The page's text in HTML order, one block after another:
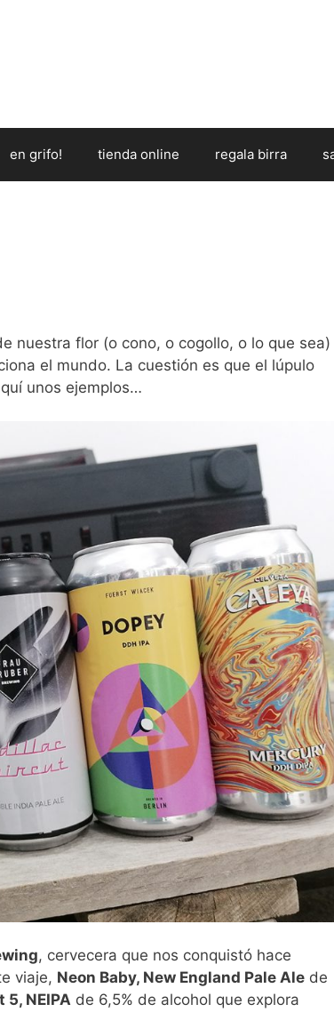
en grifo! tienda online regala birra
nuestra flor (o cono, o cogollo, o lo que sea)
el mundo. La cuestión es que el lúpulo
unos ejemplos…
, cervecera que nos conquistó hace
viaje, Neon Baby, New England Pale Ale de
5, NEIPA de 6,5% de alcohol que explora